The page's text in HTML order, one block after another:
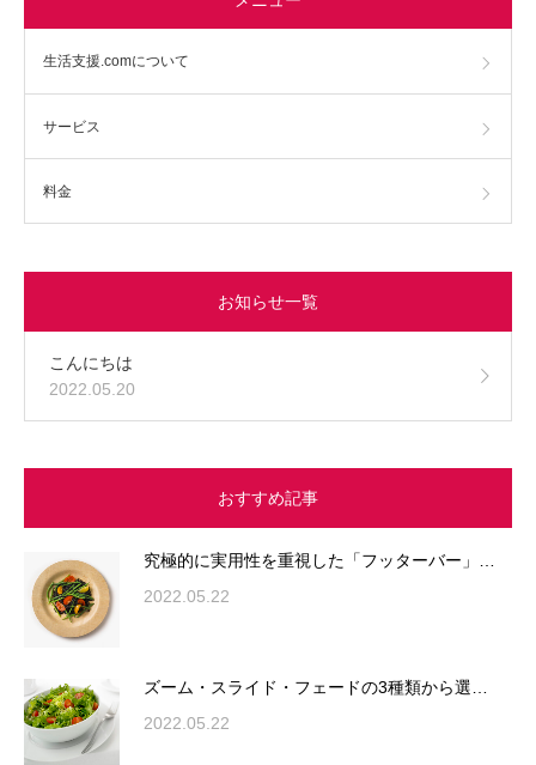
生活支援.comについて
サービス
料金
お知らせ一覧
こんにちは
2022.05.20
おすすめ記事
究極的に実用性を重視した「フッターバー」…
2022.05.22
ズーム・スライド・フェードの3種類から選…
2022.05.22